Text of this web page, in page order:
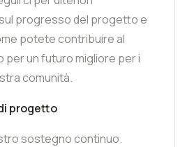
progresso del progetto e
potete contribuire al
per un futuro migliore per i
comunità.
progetto
sostegno continuo.